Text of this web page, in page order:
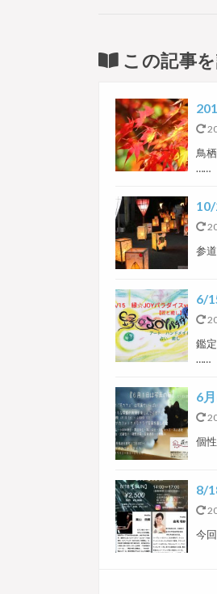
この記事
鳥
……
参
6/
鑑
……
6
個
8/
今